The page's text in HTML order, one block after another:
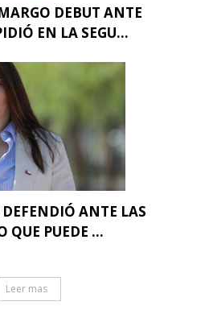
DEBUT ANTE
EN LA SEGU...
ANTE LAS
QUE PUEDE ...
Leer mas